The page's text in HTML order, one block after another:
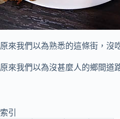
原來我們以為熟悉的這條街，沒
原來我們以為沒甚麼人的鄉間道
索引